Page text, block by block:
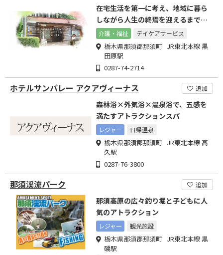
在宅生活を第一に考え、地域に暮ら
しながら人生の終焉を迎えるまで向
き合い寄り添います
介護・福祉 デイケアサービス
栃木県那須郡那須町 JR東北本線 黒
田原駅
0287-74-2714
ホテルサンバレー アクアヴィーナス 追加
森林浴×外気浴×温泉浴で、五感を
満たすアトラクションスパ
レジャー 日帰温泉
栃木県那須郡那須町 JR東北本線 高
久駅
0287-76-3800
那須渓流パーク 追加
那須高原の広々釣り堀と子どもに人
気のアトラクション
レジャー 観光施設
栃木県那須郡那須町 JR東北本線 黒
磯駅